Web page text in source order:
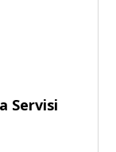
Servisi